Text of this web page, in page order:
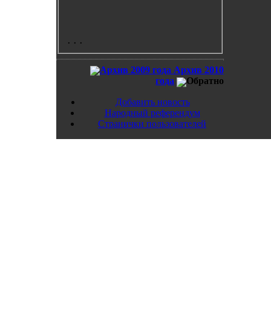
...
Архив 2009 года Архив 2010
года
Обратно
Добавить новость
Народный референдум
Странички пользователей